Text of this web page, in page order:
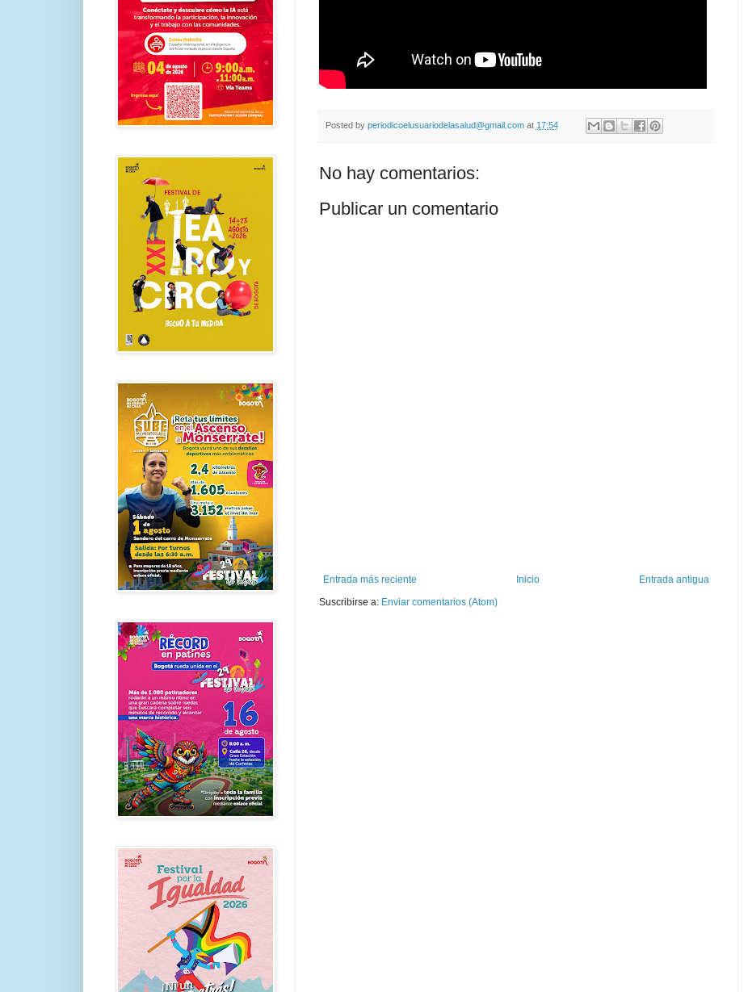
Posted by periodicoelusuariodelasalud@gmail.com at 17:54
No hay comentarios:
Publicar un comentario
Entrada más reciente Entrada antigua
Inicio
Suscribirse a: Enviar comentarios (Atom)